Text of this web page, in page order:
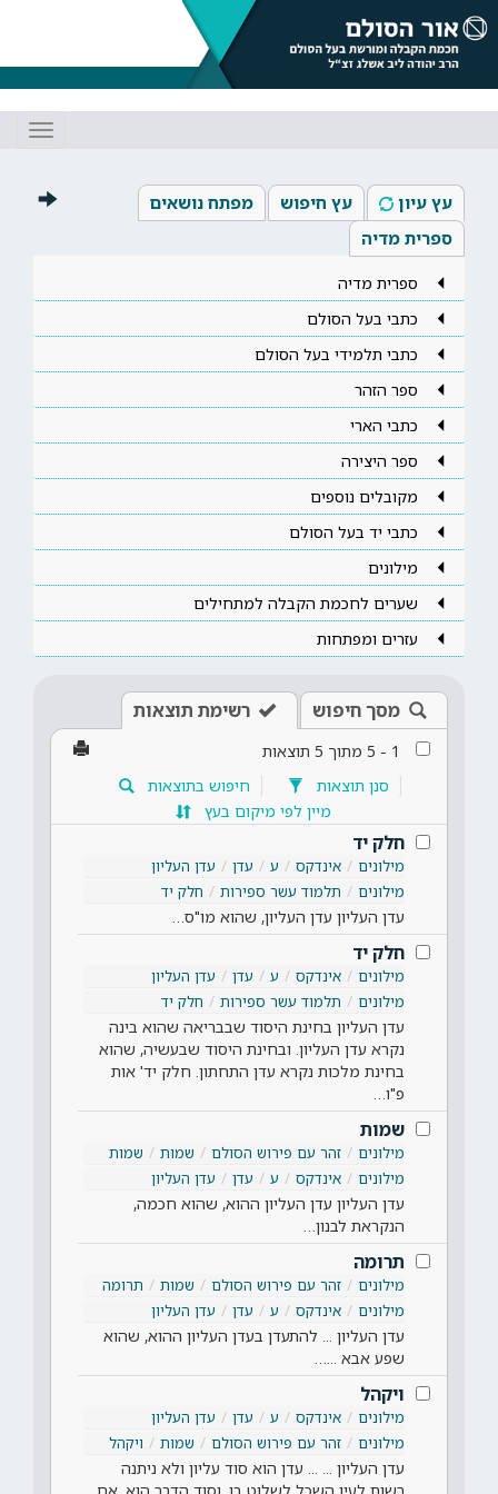
עץ עיון עץ חיפוש
מפתח נושאים
ספרית מדיה
ספרית מדיה
כתבי בעל הסולם
כתבי תלמידי בעל הסולם
ספר הזהר
כתבי הארי
ספר היצירה
מקובלים נוספים
כתבי יד בעל הסולם
מילונים
שערים לחכמת הקבלה למתחילים
עזרים ומפתחות
מסך חיפוש רשימת תוצאות
1
-
5 מתוך 5 תוצאות
סנן תוצאות
חיפוש בתוצאות
מיין לפי מיקום בעץ
חלק יד
מילונים אינדקס ע עדן
עדן העליון
מילונים
תלמוד עשר ספירות חלק יד
עדן העליון עדן העליון, שהוא מו"ס…
חלק יד
מילונים אינדקס ע עדן
עדן העליון
מילונים
תלמוד עשר ספירות חלק יד
עדן העליון בחינת היסוד שבבריאה שהוא בינה
נקרא עדן העליון. ובחינת היסוד שבעשיה, שהוא
בחינת מלכות נקרא עדן התחתון. חלק יד' אות
פ"ו…
שמות
מילונים זהר עם פירוש הסולם שמות
שמות
מילונים
אינדקס ע עדן עדן העליון
עדן העליון עדן העליון ההוא, שהוא חכמה,
הנקראת לבנון…
תרומה
מילונים זהר עם פירוש הסולם שמות
תרומה
מילונים
אינדקס ע עדן עדן העליון
עדן העליון ... להתעדן בעדן העליון ההוא, שהוא
שפע אבא ...…
ויקהל
מילונים אינדקס ע עדן
עדן העליון
מילונים
זהר עם פירוש הסולם שמות ויקהל
עדן העליון ... ... עדן הוא סוד עליון ולא ניתנה
רשות לעין השכל לשלוט בו. וסוד הדבר הוא, אם